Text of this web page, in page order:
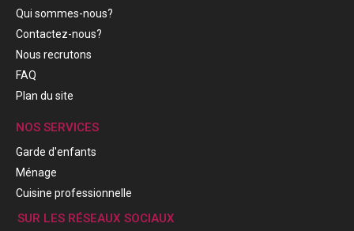
Qui sommes-nous?
Contactez-nous?
Nous recrutons
FAQ
Plan du site
NOS SERVICES
Garde d'enfants
Ménage
Cuisine professionnelle
SUR LES RÉSEAUX SOCIAUX